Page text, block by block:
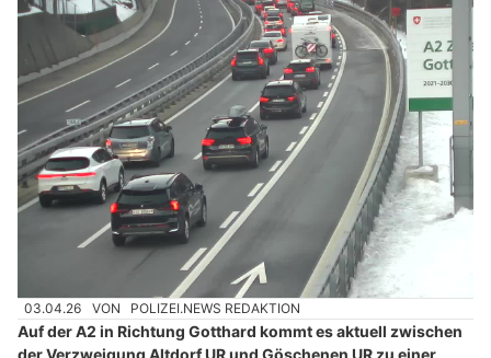
03.04.26 VON POLIZEI.NEWS REDAKTION
Auf der A2 in Richtung Gotthard kommt es aktuell zwischen
der Verzweigung Altdorf UR und Göschenen UR zu einer